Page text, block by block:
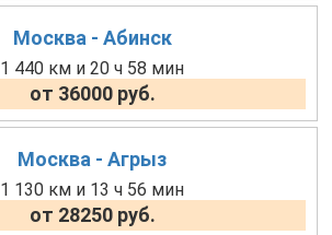
Москва - Абинск
1 440 км и 20 ч 58 мин
от 36000 руб.
Москва - Агрыз
1 130 км и 13 ч 56 мин
от 28250 руб.